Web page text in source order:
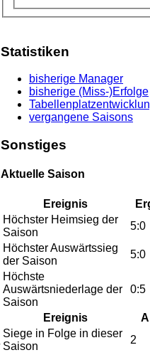
Statistiken
bisherige Manager
bisherige (Miss-)Erfolge
vergangene Saisons
Sonstiges
Aktuelle Saison
Ereignis
Höchster Heimsieg der
Saison
5:0
Höchster Auswärtssieg
der Saison
5:0
Höchste
Auswärtsniederlage der
Saison
0:5
Ereignis
Siege in Folge in dieser
Saison
2